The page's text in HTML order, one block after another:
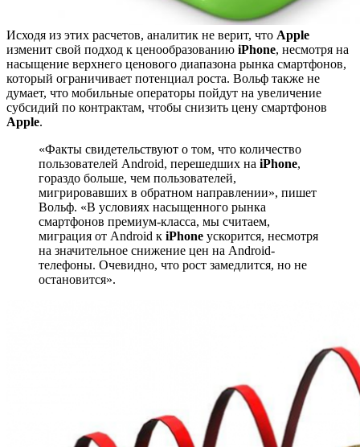
Исходя из этих расчетов, аналитик не верит, что Apple
изменит свой подход к ценообразованию iPhone, несмотря на
насыщение верхнего ценового диапазона рынка смартфонов,
который ограничивает потенциал роста. Вольф также не
думает, что мобильные операторы пойдут на увеличение
субсидий по контрактам, чтобы снизить цену смартфонов
Apple.
«Факты свидетельствуют о том, что количество
пользователей Android, перешедших на iPhone,
гораздо больше, чем пользователей,
мигрировавших в обратном направлении», пишет
Вольф. «В условиях насыщенного рынка
смартфонов премиум-класса, мы считаем,
миграция от Android к iPhone ускорится, несмотря
на значительное снижение цен на Android-
телефоны. Очевидно, что рост замедлится, но не
остановится».